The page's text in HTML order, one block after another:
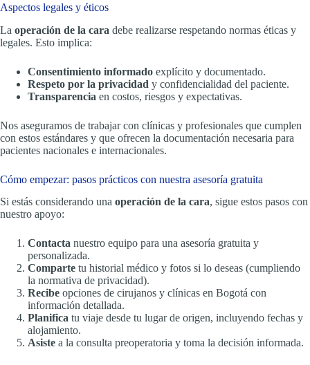
Aspectos legales y éticos
La operación de la cara debe realizarse respetando normas éticas y
legales. Esto implica:
Consentimiento informado explícito y documentado.
Respeto por la privacidad y confidencialidad del paciente.
Transparencia en costos, riesgos y expectativas.
Nos aseguramos de trabajar con clínicas y profesionales que cumplen
con estos estándares y que ofrecen la documentación necesaria para
pacientes nacionales e internacionales.
Cómo empezar: pasos prácticos con nuestra asesoría gratuita
Si estás considerando una operación de la cara, sigue estos pasos con
nuestro apoyo:
Contacta nuestro equipo para una asesoría gratuita y
personalizada.
Comparte tu historial médico y fotos si lo deseas (cumpliendo
la normativa de privacidad).
Recibe opciones de cirujanos y clínicas en Bogotá con
información detallada.
Planifica tu viaje desde tu lugar de origen, incluyendo fechas y
alojamiento.
Asiste a la consulta preoperatoria y toma la decisión informada.